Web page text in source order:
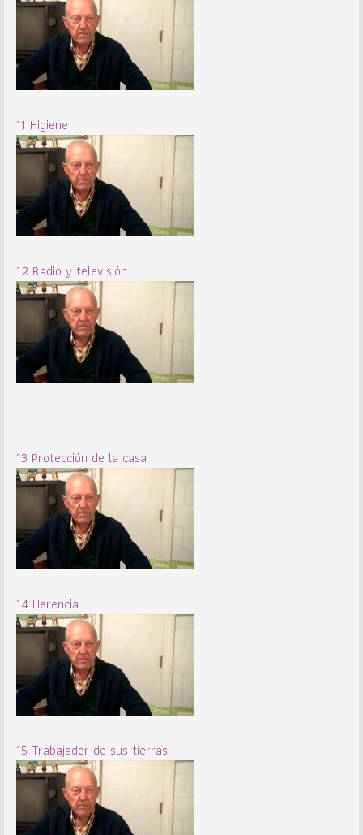
11 Higiene
12 Radio y televisión
13 Protección de la casa
14 Herencia
15 Trabajador de sus tierras